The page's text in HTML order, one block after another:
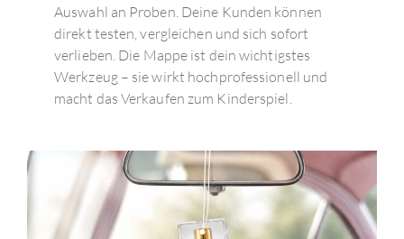
Auswahl an Proben. Deine Kunden können
direkt testen, vergleichen und sich sofort
verlieben. Die Mappe ist dein wichtigstes
Werkzeug – sie wirkt hochprofessionell und
macht das Verkaufen zum Kinderspiel.